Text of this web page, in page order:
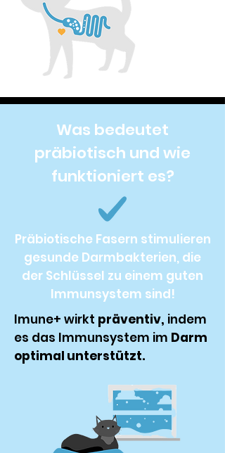
Was bedeutet
präbiotisch und wie
funktioniert es?
Präbiotische Fasern stimulieren
gesunde Darmbakterien, die
der Schlüssel zu einem guten
Immunsystem sind!
Imune+ wirkt präventiv, indem
es das Immunsystem im Darm
optimal unterstützt.